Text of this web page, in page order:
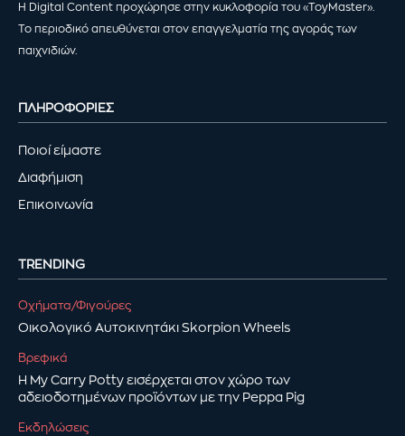
Η Digital Content προχώρησε στην κυκλοφορία του «ToyMaster».
Το περιοδικό απευθύνεται στον επαγγελματία της αγοράς των
παιχνιδιών.
ΠΛΗΡΟΦΟΡΙΕΣ
Ποιοί είμαστε
Διαφήμιση
Επικοινωνία
TRENDING
Οχήματα/Φιγούρες
Οικολογικό Αυτοκινητάκι Skorpion Wheels
Βρεφικά
Η My Carry Potty εισέρχεται στον χώρο των
αδειοδοτημένων προϊόντων με την Peppa Pig
Εκδηλώσεις